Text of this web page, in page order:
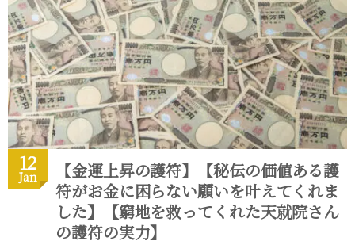
12
Jan
【金運上昇の護符】【秘伝の価値ある護
符がお金に困らない願いを叶えてくれま
した】【窮地を救ってくれた天就院さん
の護符の実力】